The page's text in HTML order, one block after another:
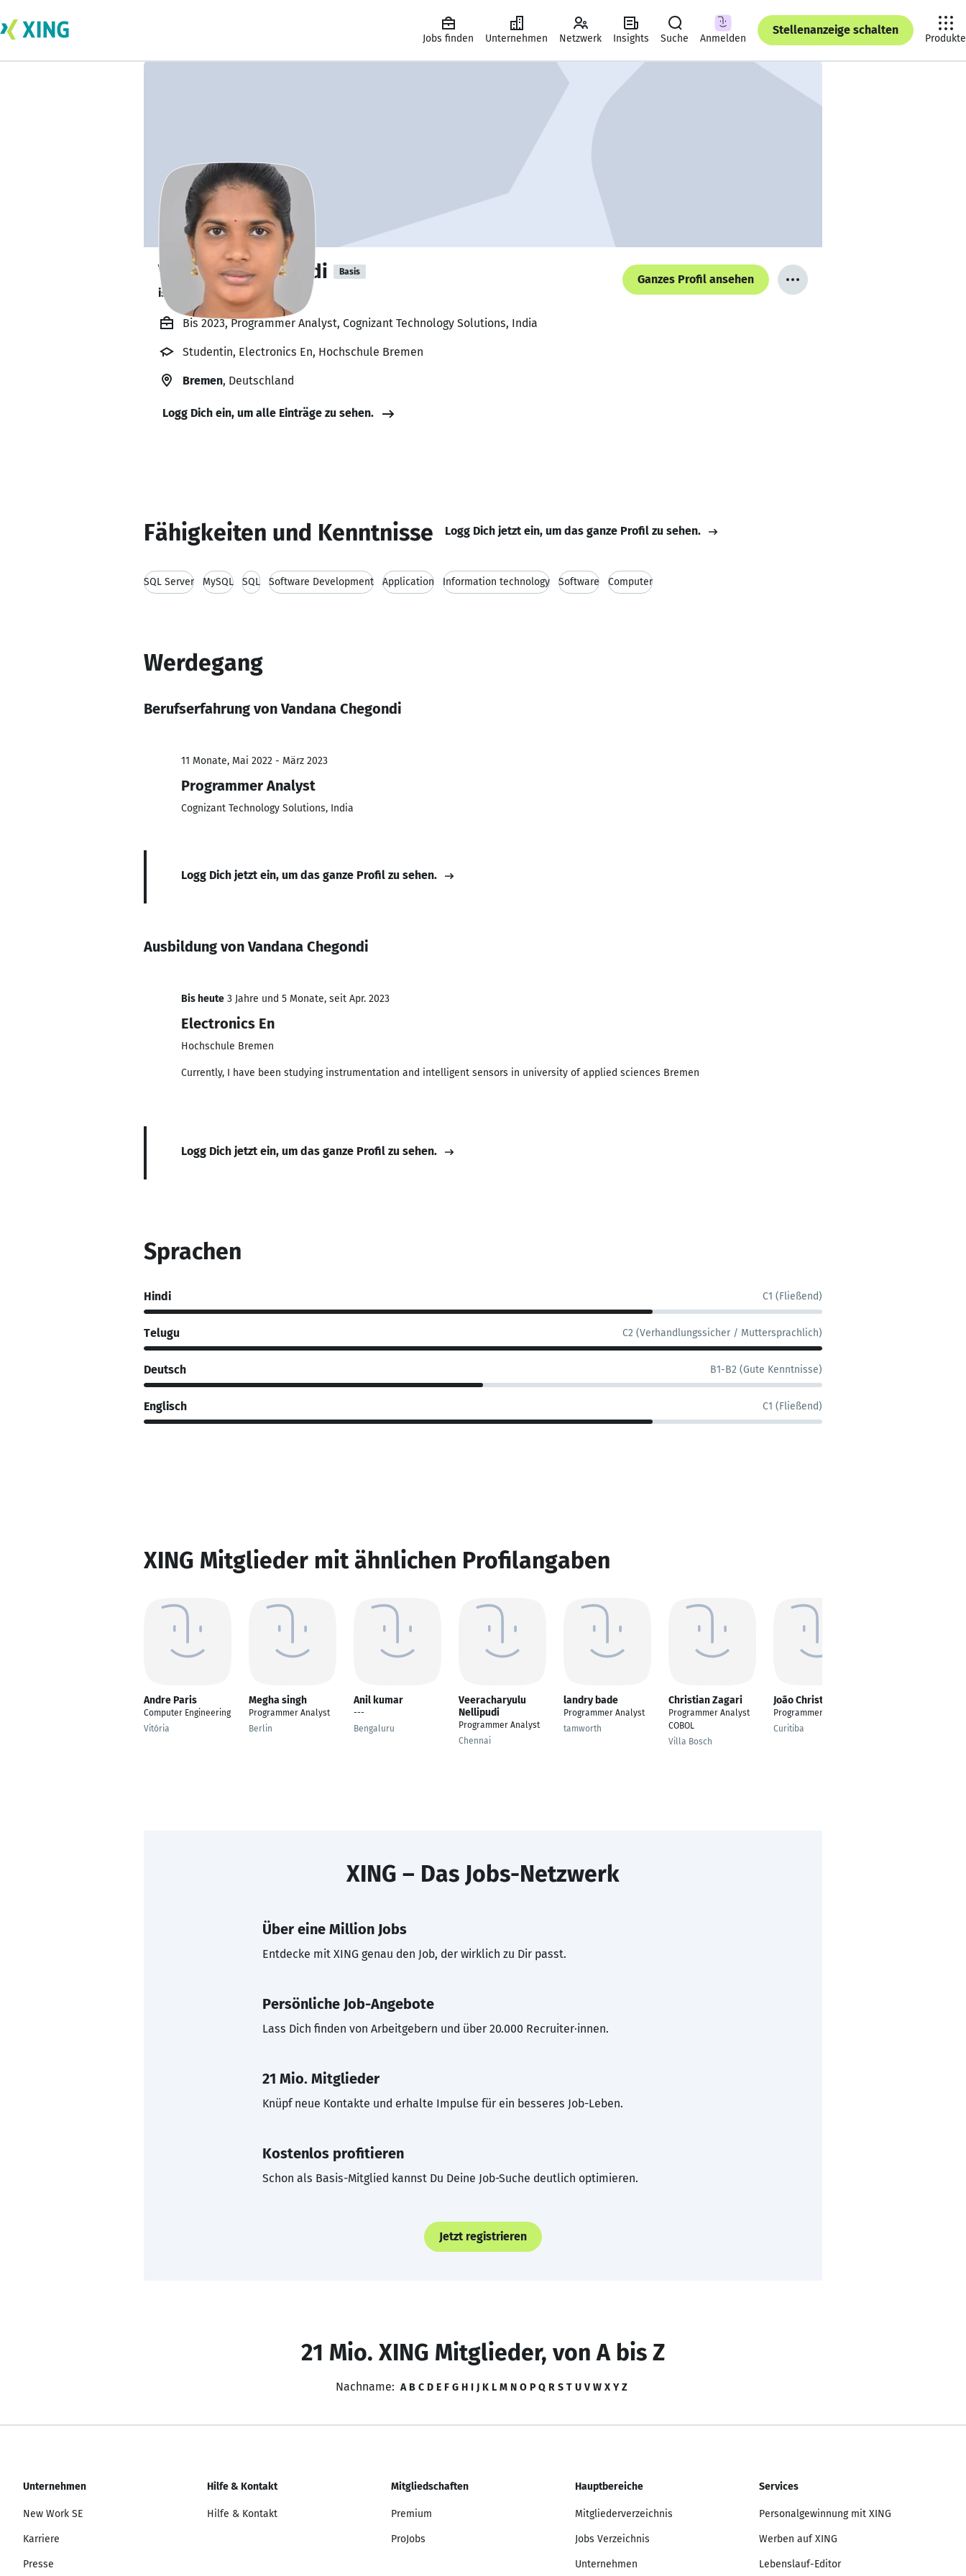
Jobs finden Unternehmen Netzwerk Insights Suche Anmelden
Stellenanzeige schalten
Produkte
Vandana Chegondi Basis
is out learning. 🎓
Ganzes Profil ansehen
Bis 2023, Programmer Analyst, Cognizant Technology Solutions, India
Studentin, Electronics En, Hochschule Bremen
Bremen, Deutschland
Logg Dich ein, um alle Einträge zu sehen.
Fähigkeiten und Kenntnisse Logg Dich jetzt ein, um das ganze Profil zu sehen.
SQL Server MySQL SQL Software Development Application Information technology Software Computer
Werdegang
Berufserfahrung von Vandana Chegondi
11 Monate, Mai 2022 - März 2023
Programmer Analyst
Cognizant Technology Solutions, India
Logg Dich jetzt ein, um das ganze Profil zu sehen.
Ausbildung von Vandana Chegondi
Bis heute 3 Jahre und 5 Monate, seit Apr. 2023
Electronics En
Hochschule Bremen
Currently, I have been studying instrumentation and intelligent sensors in university of applied sciences Bremen
Logg Dich jetzt ein, um das ganze Profil zu sehen.
Sprachen
Hindi C1 (Fließend)
Telugu C2 (Verhandlungssicher / Muttersprachlich)
Deutsch B1-B2 (Gute Kenntnisse)
Englisch C1 (Fließend)
XING Mitglieder mit ähnlichen Profilangaben
Andre Paris
Computer Engineering
Vitória
Megha singh
Programmer Analyst
Berlin
Anil kumar
---
Bengaluru
Veeracharyulu
Nellipudi
Programmer Analyst
Chennai
landry bade
Programmer Analyst
tamworth
Christian Zagari
Programmer Analyst
COBOL
Villa Bosch
João Christ
Programmer Analyst
Curitiba
XING – Das Jobs-Netzwerk
Über eine Million Jobs
Entdecke mit XING genau den Job, der wirklich zu Dir passt.
Persönliche Job-Angebote
Lass Dich finden von Arbeitgebern und über 20.000 Recruiter·innen.
21 Mio. Mitglieder
Knüpf neue Kontakte und erhalte Impulse für ein besseres Job-Leben.
Kostenlos profitieren
Schon als Basis-Mitglied kannst Du Deine Job-Suche deutlich optimieren.
Jetzt registrieren
21 Mio. XING Mitglieder, von A bis Z
Nachname: A B C D E F G H I J K L M N O P Q R S T U V W X Y Z
Unternehmen
New Work SE
Karriere
Presse
Hilfe & Kontakt
Hilfe & Kontakt
Mitgliedschaften
Premium
ProJobs
Hauptbereiche
Mitgliederverzeichnis
Jobs Verzeichnis
Unternehmen
Services
Personalgewinnung mit XING
Werben auf XING
Lebenslauf-Editor